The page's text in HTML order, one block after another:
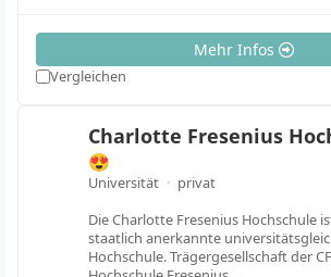
Mehr Infos
Vergleichen
Charlotte Fresenius
😍
Universität · privat
Die Charlotte Fresenius Hochschule
staatlich anerkannte
Hochschule. Trägergesellschaft der